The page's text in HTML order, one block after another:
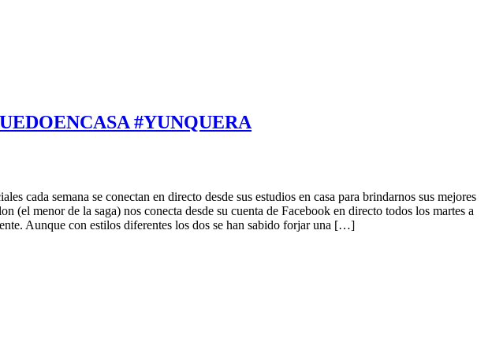
#YUNQUERA
semana se conectan en directo desde sus estudios en casa para brindarnos sus mejores
menor de la saga) nos conecta desde su cuenta de Facebook en directo todos los martes a
Aunque con estilos diferentes los dos se han sabido forjar una […]